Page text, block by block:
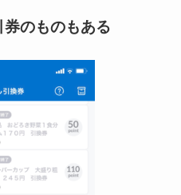
券のものもある